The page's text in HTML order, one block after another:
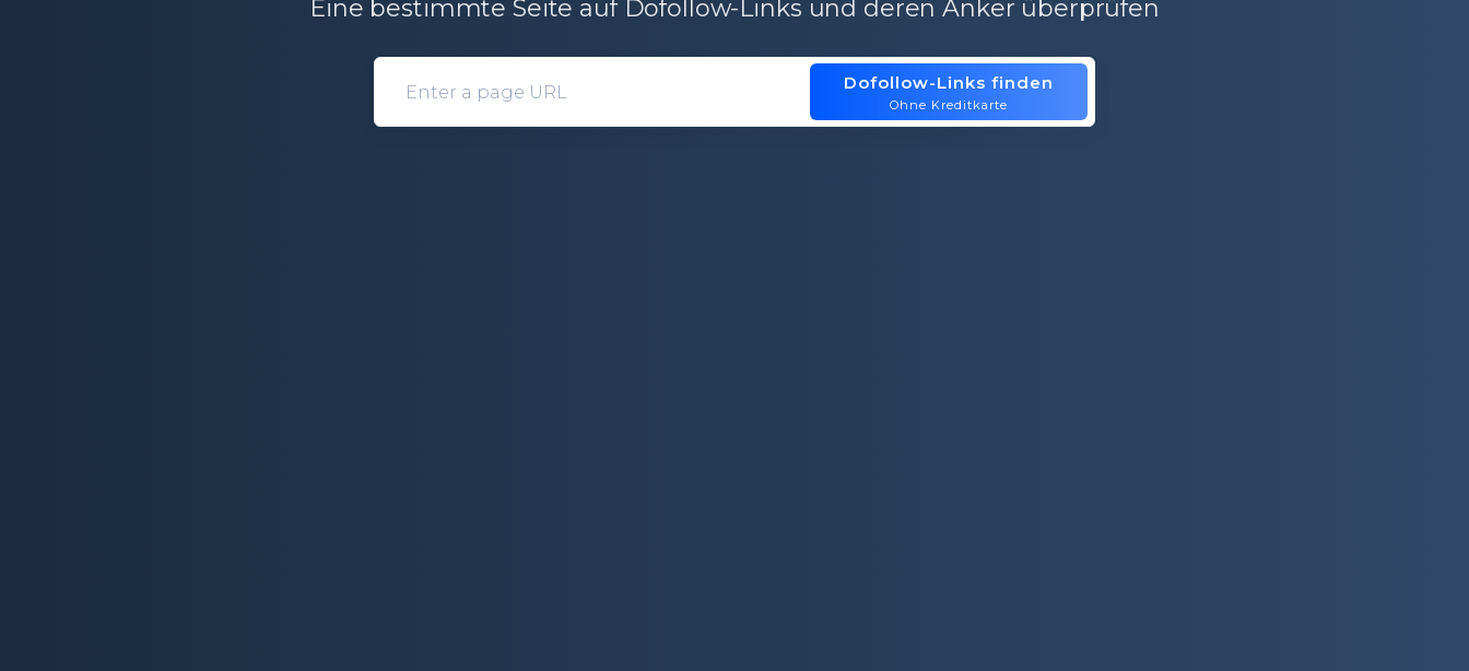
Eine bestimmte Seite auf Dofollow-Links und deren Anker überprüfen
Domain entry form for site analysis.
Dofollow-Links finden
Ohne Kreditkarte